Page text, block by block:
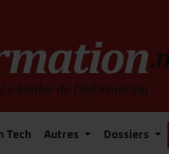
Tech Autres Dossiers